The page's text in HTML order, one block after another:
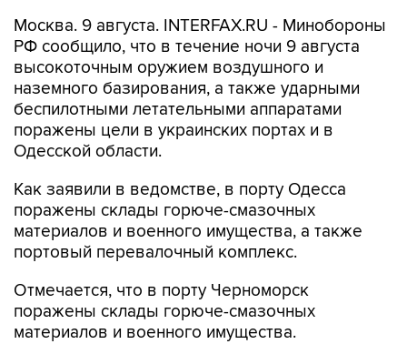
Москва. 9 августа. INTERFAX.RU - Минобороны
РФ сообщило, что в течение ночи 9 августа
высокоточным оружием воздушного и
наземного базирования, а также ударными
беспилотными летательными аппаратами
поражены цели в украинских портах и в
Одесской области.
Как заявили в ведомстве, в порту Одесса
поражены склады горюче-смазочных
материалов и военного имущества, а также
портовый перевалочный комплекс.
Отмечается, что в порту Черноморск
поражены склады горюче-смазочных
материалов и военного имущества.